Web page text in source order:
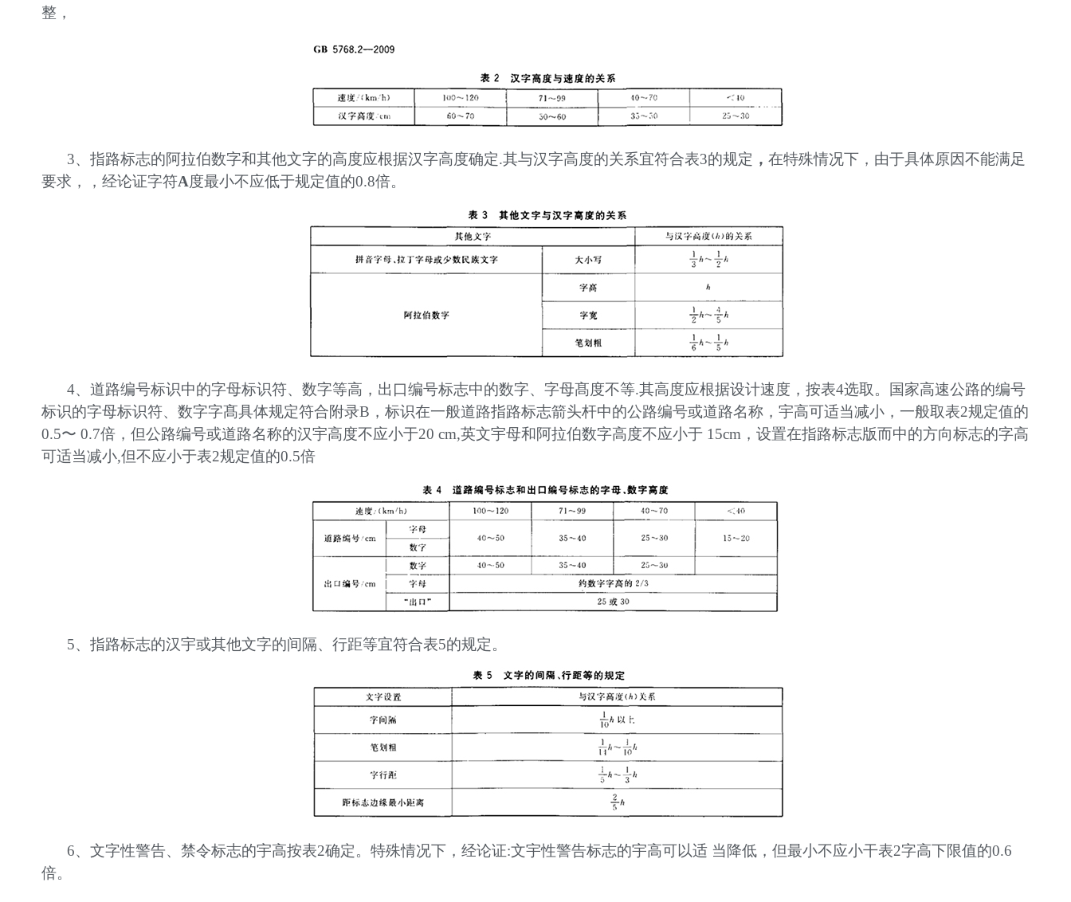
整，
3、指路标志的阿拉伯数字和其他文字的高度应根据汉字高度确定.其与汉字高度的关系宜符合表3的规定 ， 在特殊情况下，由于具体原因不能满足
要求，，经论证字符A度最小不应低于规定值的0.8倍。
4、道路编号标识中的字母标识符、数字等高，出口编号标志中的数字、字母髙度不等.其高度应根据设计速度，按表4选取。国家高速公路的编号
标识的字母标识符、数字字髙具体规定符合附录B，标识在一般道路指路标志箭头杆中的公路编号或道路名称，宇高可适当减小，一般取表2规定值的
0.5〜 0.7倍，但公路编号或道路名称的汉宇高度不应小于20 cm,英文宇母和阿拉伯数字高度不应小于 15cm，设置在指路标志版而中的方向标志的字高
可适当减小,但不应小于表2规定值的0.5倍
5、指路标志的汉宇或其他文字的间隔、行距等宜符合表5的规定。
6、文字性警告、禁令标志的宇高按表2确定。特殊情况下，经论证:文宇性警告标志的宇高可以适 当降低，但最小不应小干表2字高下限值的0.6
倍。